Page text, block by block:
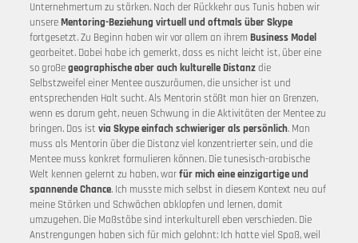
Unternehmertum zu stärken. Nach der Rückkehr aus Tunis haben wir
unsereMentoring-Beziehung virtuell und oftmals über Skype
fortgesetzt. Zu Beginn haben wir vor allem an ihrem Business Model
gearbeitet. Dabei habe ich gemerkt, dass es nicht leicht ist, über eine
so großegeographische aber auch kulturelle Distanzdie
Selbstzweifel einer Mentee auszuräumen, die unsicher ist und
entsprechenden Halt sucht. Als Mentorin stößt man hier an Grenzen,
wenn es darum geht, neuen Schwung in die Aktivitäten der Mentee zu
bringen. Das ist via Skype einfach schwieriger als persönlich. Man
muss als Mentorin über die Distanz viel konzentrierter sein, und die
Mentee muss konkret formulieren können. Die tunesisch-arabische
Welt kennen gelernt zu haben, warfür mich eine einzigartige und
spannende Chance. Ich musste mich selbst in diesem Kontext neu auf
meine Stärken und Schwächen abklopfen und lernen, damit
umzugehen. Die Maßstäbe sind interkulturell eben verschieden. Die
Anstrengungen haben sich für mich gelohnt: Ich hatte viel Spaß, weil